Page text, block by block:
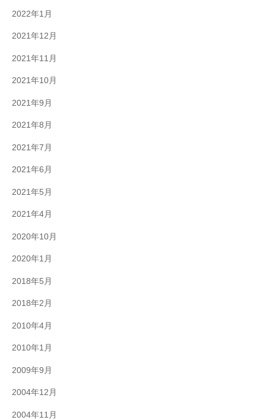
2022年1月
2021年12月
2021年11月
2021年10月
2021年9月
2021年8月
2021年7月
2021年6月
2021年5月
2021年4月
2020年10月
2020年1月
2018年5月
2018年2月
2010年4月
2010年1月
2009年9月
2004年12月
2004年11月